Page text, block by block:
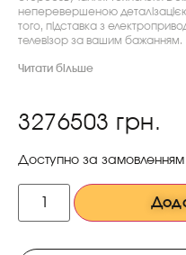
неперевершеною
того, підставка з
телевізор за вашим бажанням.
Читати більше
3276503 грн.
Доступно за замовленням